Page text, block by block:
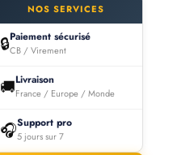
NOS SERVICES
🔒Paiement sécurisé
CB / Virement
🚚Livraison
France / Europe / Monde
🎧Support pro
5 jours sur 7